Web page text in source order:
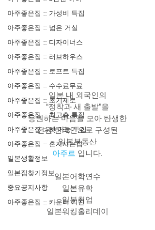
아주좋은집 :: 가성비 특집
아주좋은집 :: 넓은 거실
아주좋은집 :: 디자이너스
아주좋은집 :: 러브하우스
아주좋은집 :: 로프트 특집
아주좋은집 :: 수수료무료
아주좋은집 :: 초기제로
아주좋은집 :: 최고층 특집
아주좋은집 :: 펫 가능 특집
아주좋은집 :: 혼자사는집
일본생활정보
일본집찾기정보
중요공지사항
아주좋은집 :: 카운터 키친
일본 내 외국인의
“정착과 새 출발”을
응원하는 마음을 모아 탄생한
전원 한국인으로 구성된
일본부동산
아주르 입니다.
일본어학연수
일본유학
일본취업
일본워킹홀리데이